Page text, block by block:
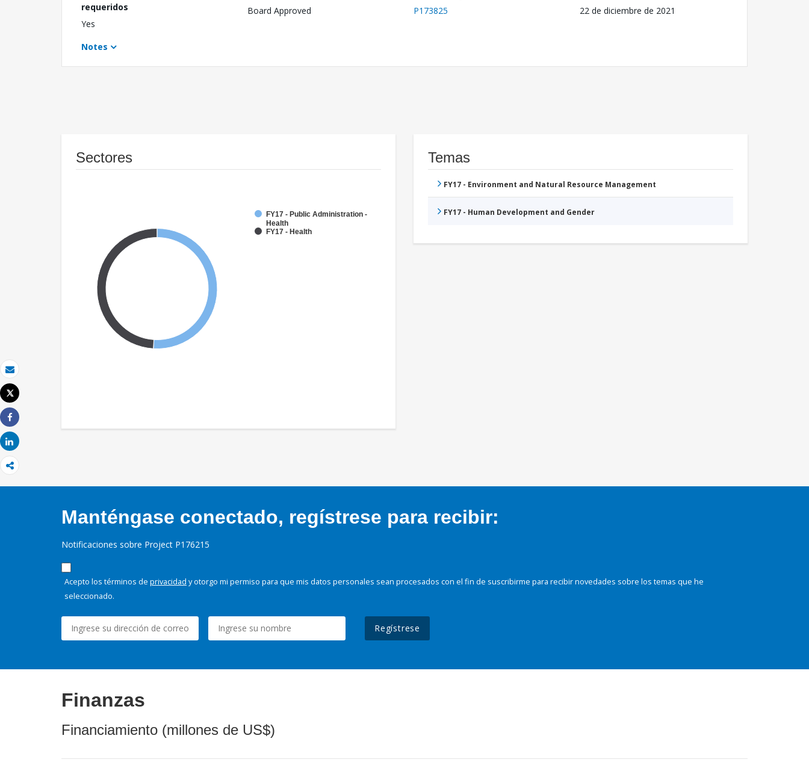
Correo electrónico
Imprimir
Tweet
Share
Share
requeridos
Yes
Board Approved
P173825
22 de diciembre de 2021
Notes
Sectores
FY17 - Public Administration -
Health
FY17 - Health
Temas
FY17 - Environment and Natural Resource Management
FY17 - Human Development and Gender
Manténgase conectado, regístrese para recibir:
Notificaciones sobre Project P176215
Acepto los términos de privacidad y otorgo mi permiso para que mis datos personales sean procesados con el fin de suscribirme para recibir novedades sobre los temas que he
seleccionado.
Regístrese
Finanzas
Financiamiento (millones de US$)